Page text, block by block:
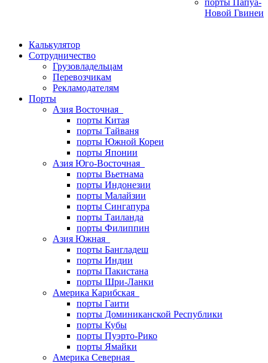
порты Папуа-
Новой Гвинеи
Калькулятор
Сотрудничество
Грузовладельцам
Перевозчикам
Рекламодателям
Порты
Азия Восточная
порты Китая
порты Тайваня
порты Южной Кореи
порты Японии
Азия Юго-Восточная
порты Вьетнама
порты Индонезии
порты Малайзии
порты Сингапура
порты Таиланда
порты Филиппин
Азия Южная
порты Бангладеш
порты Индии
порты Пакистана
порты Шри-Ланки
Америка Карибская
порты Гаити
порты Доминиканской Республики
порты Кубы
порты Пуэрто-Рико
порты Ямайки
Америка Северная